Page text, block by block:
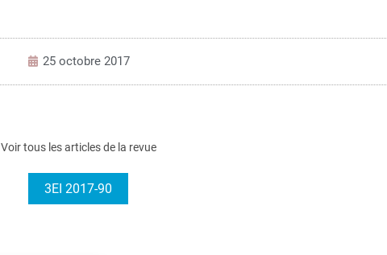
25 octobre 2017
Voir tous les articles de la revue
3EI 2017-90